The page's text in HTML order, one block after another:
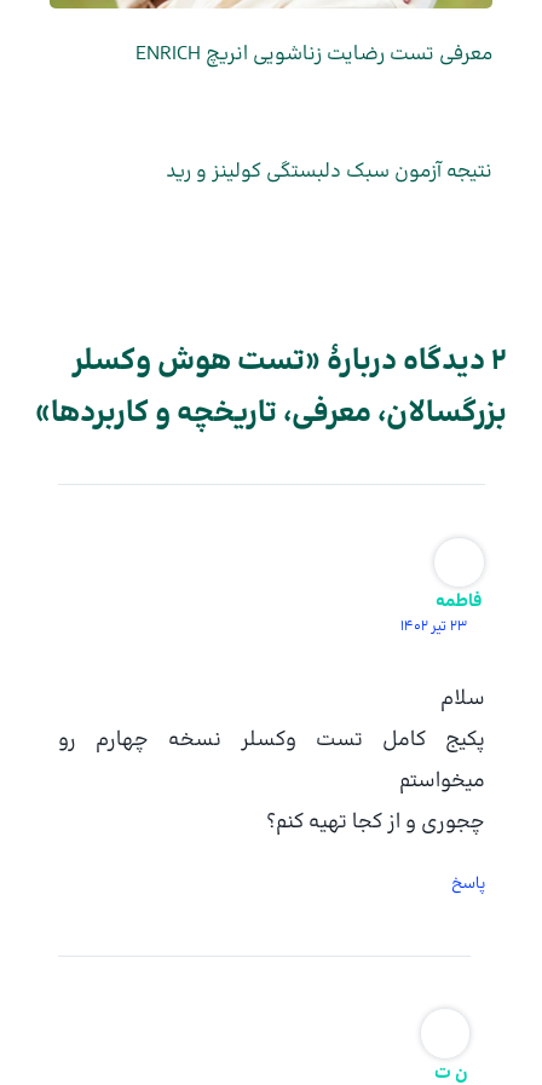
معرفی تست رضایت زناشویی انریچ ENRICH
نتیجه آزمون سبک دلبستگی کولینز و رید
2 دیدگاه دربارهٔ «تست هوش وکسلر
بزرگسالان، معرفی، تاریخچه و کاربردها»
فاطمه
23 تیر 1402
سلام
پکیج کامل تست وکسلر نسخه چهارم رو
میخواستم
چجوری و از کجا تهیه کنم؟
پاسخ
ن ت